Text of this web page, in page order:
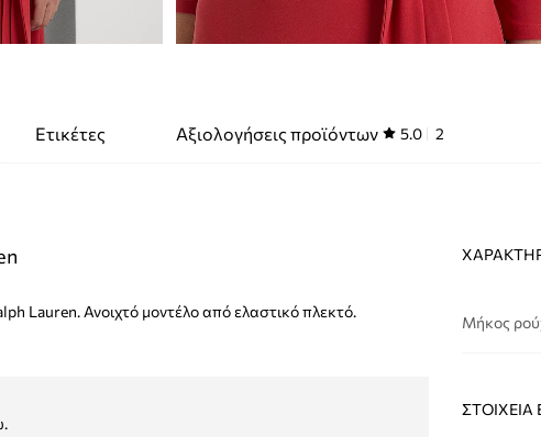
Ετικέτες Αξιολογήσεις προϊόντων 5.0 2
Lauren. Ανοιχτό μοντέλο από ελαστικό πλεκτό.
Μήκος
ΣΤΟΙΧΕΊΑ